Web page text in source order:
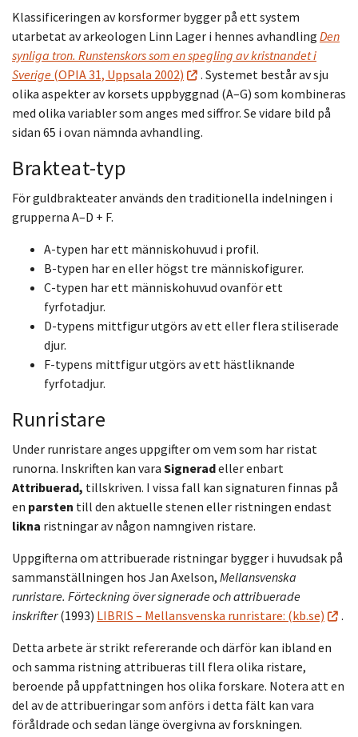
Klassificeringen av korsformer bygger på ett system
utarbetat av arkeologen Linn Lager i hennes avhandling Den
synliga tron. Runstenskors som en spegling av kristnandet i
Sverige (OPIA 31, Uppsala 2002)
. Systemet består av sju
olika aspekter av korsets uppbyggnad (A–G) som kombineras
med olika variabler som anges med siffror. Se vidare bild på
sidan 65 i ovan nämnda avhandling.
Brakteat-typ
För guldbrakteater används den traditionella indelningen i
grupperna A–D + F.
A-typen har ett människohuvud i profil.
B-typen har en eller högst tre människofigurer.
C-typen har ett människohuvud ovanför ett
fyrfotadjur.
D-typens mittfigur utgörs av ett eller flera stiliserade
djur.
F-typens mittfigur utgörs av ett hästliknande
fyrfotadjur.
Runristare
Under runristare anges uppgifter om vem som har ristat
runorna. Inskriften kan vara Signeradeller enbart
Attribuerad, tillskriven. I vissa fall kan signaturen finnas på
en parsten till den aktuelle stenen eller ristningen endast
likna ristningar av någon namngiven ristare.
Uppgifterna om attribuerade ristningar bygger i huvudsak på
sammanställningen hos Jan Axelson, Mellansvenska
runristare. Förteckning över signerade och attribuerade
inskrifter(1993) LIBRIS – Mellansvenska runristare: (kb.se)
.
Detta arbete är strikt refererande och därför kan ibland en
och samma ristning attribueras till flera olika ristare,
beroende på uppfattningen hos olika forskare. Notera att en
del av de attribueringar som anförs i detta fält kan vara
föråldrade och sedan länge övergivna av forskningen.